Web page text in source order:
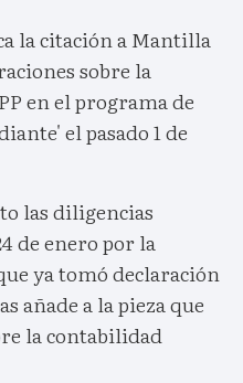
la citación a Mantilla
sobre la
en el programa de
el pasado 1 de
las diligencias
de enero por la
ya tomó declaración
añade a la pieza que
la contabilidad